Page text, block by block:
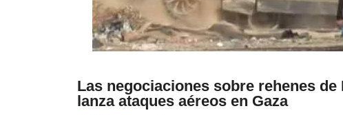
Las negociaciones sobre rehenes
lanza ataques aéreos en Gaza